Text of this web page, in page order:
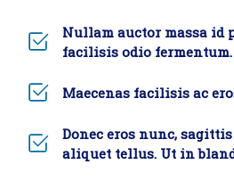
Nullam auctor massa id
facilisis odio fermentum.
Maecenas facilisis ac
Donec eros nunc,
aliquet tellus. Ut in